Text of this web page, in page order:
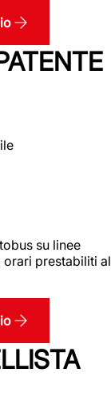
su linee
prestabiliti al